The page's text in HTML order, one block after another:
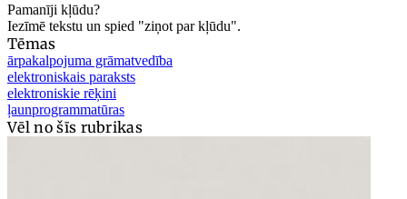
Pamanīji kļūdu?
Iezīmē tekstu un spied "ziņot par kļūdu".
Tēmas
ārpakalpojuma grāmatvedība
elektroniskais paraksts
elektroniskie rēķini
ļaunprogrammatūras
Vēl no šīs rubrikas